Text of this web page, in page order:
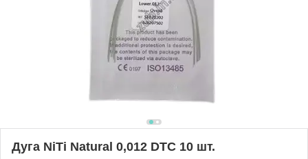
Дуга NiTi Natural 0,012 DTC 10 шт.